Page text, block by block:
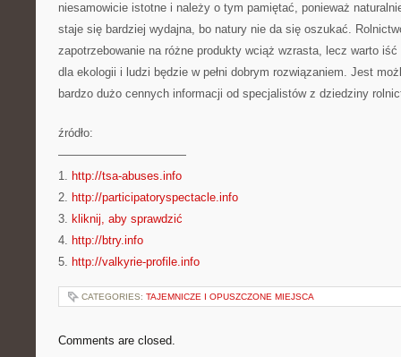
niesamowicie istotne i należy o tym pamiętać, ponieważ
staje się bardziej wydajna, bo natury nie da się oszukać.
zapotrzebowanie na różne produkty wciąż wzrasta, lecz warto
dla ekologii i ludzi będzie w pełni dobrym rozwiązaniem. Jest
bardzo dużo cennych informacji od specjalistów z dziedziny
źródło:
———————————
1. http://tsa-abuses.info
2. http://participatoryspectacle.info
3. kliknij, aby sprawdzić
4. http://btry.info
5. http://valkyrie-profile.info
CATEGORIES: TAJEMNICZE I OPUSZCZONE MIEJSCA
Comments are closed.